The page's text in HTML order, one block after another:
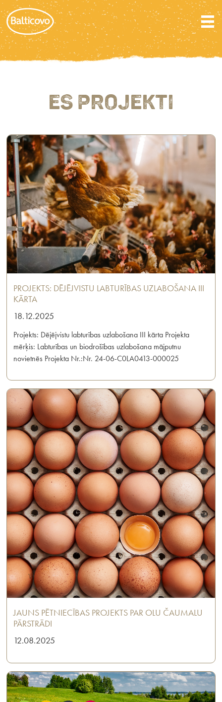
ES PROJEKTI
PROJEKTS: DĒJĒJVISTU LABTURĪBAS UZLABOŠANA III
KĀRTA
18.12.2025
Projekts: Dējējvistu labturības uzlabošana III kārta Projekta
mērķis: Labturības un biodrošības uzlabošana mājputnu
novietnēs Projekta Nr.:Nr. 24-06-C0LA0413-000025
JAUNS PĒTNIECĪBAS PROJEKTS PAR OLU ČAUMALU
PĀRSTRĀDI
12.08.2025